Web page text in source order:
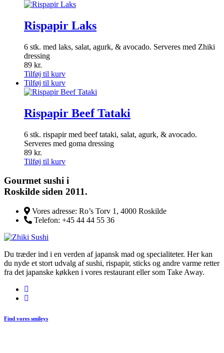
Rispapir Laks
6 stk. med laks, salat, agurk, & avocado. Serveres med Zhiki
dressing
89 kr.
Tilføj til kurv
Tilføj til kurv
Rispapir Beef Tataki
6 stk. rispapir med beef tataki, salat, agurk, & avocado.
Serveres med goma dressing
89 kr.
Tilføj til kurv
Gourmetsushi i
Roskilde siden 2011.
Vores adresse: Ro’s Torv 1, 4000 Roskilde
Telefon: +45 44 44 55 36
Du træder ind i en verden af japansk mad og specialiteter. Her kan
du nyde et stort udvalg af sushi, rispapir, sticks og andre varme retter
fra det japanske køkken i vores restaurant eller som Take Away.
Find vores smileys